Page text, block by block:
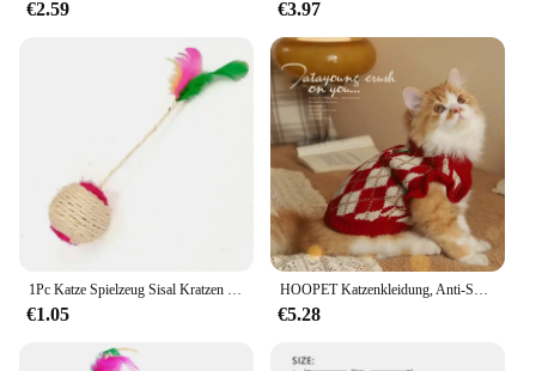
€2.59 €3.97
1Pc Katze Spielzeug Sisal Kratzen Ball Training Interaktives Spielzeug für Kätzchen Haustier Katze Liefert Feder Spielzeug Katze Spielzeug interaktive
€1.05
HOOPET Katzenkleidung, Anti-Shedding, Herbst- und Wintermodelle, Kätzchen, rote Katze, Winterkätzchen, Winterkleidung, Haustier, Hund, Winterpullover
€5.28